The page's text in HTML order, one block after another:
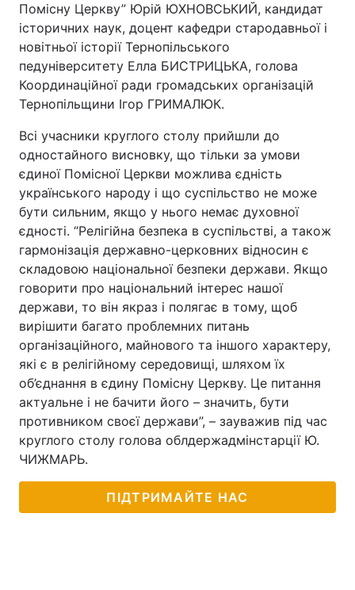
Помісну Церкву” Юрій ЮХНОВСЬКИЙ, кандидат
історичних наук, доцент кафедри стародавньої і
новітньої історії Тернопільського
педуніверситету Елла БИСТРИЦЬКА, голова
Координаційної ради громадських організацій
Тернопільщини Ігор ГРИМАЛЮК.
Всі учасники круглого столу прийшли до
одностайного висновку, що тільки за умови
єдиної Помісної Церкви можлива єдність
українського народу і що суспільство не може
бути сильним, якщо у нього немає духовної
єдності. “Релігійна безпека в суспільстві, а також
гармонізація державно-церковних відносин є
складовою національної безпеки держави. Якщо
говорити про національний інтерес нашої
держави, то він якраз і полягає в тому, щоб
вирішити багато проблемних питань
організаційного, майнового та іншого характеру,
які є в релігійному середовищі, шляхом їх
об’єднання в єдину Помісну Церкву. Це питання
актуальне і не бачити його – значить, бути
противником своєї держави”, – зауважив під час
круглого столу голова облдержадмінстарції Ю.
ЧИЖМАРЬ.
ПІДТРИМАЙТЕ НАС